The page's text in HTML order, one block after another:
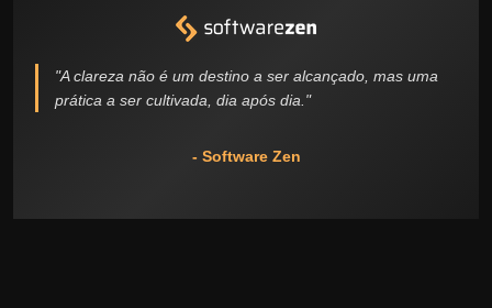
"A clareza não é um destino a ser alcançado, mas uma
prática a ser cultivada, dia após dia."
- Software Zen